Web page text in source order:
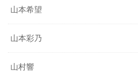
山本希望
山本彩乃
山村響